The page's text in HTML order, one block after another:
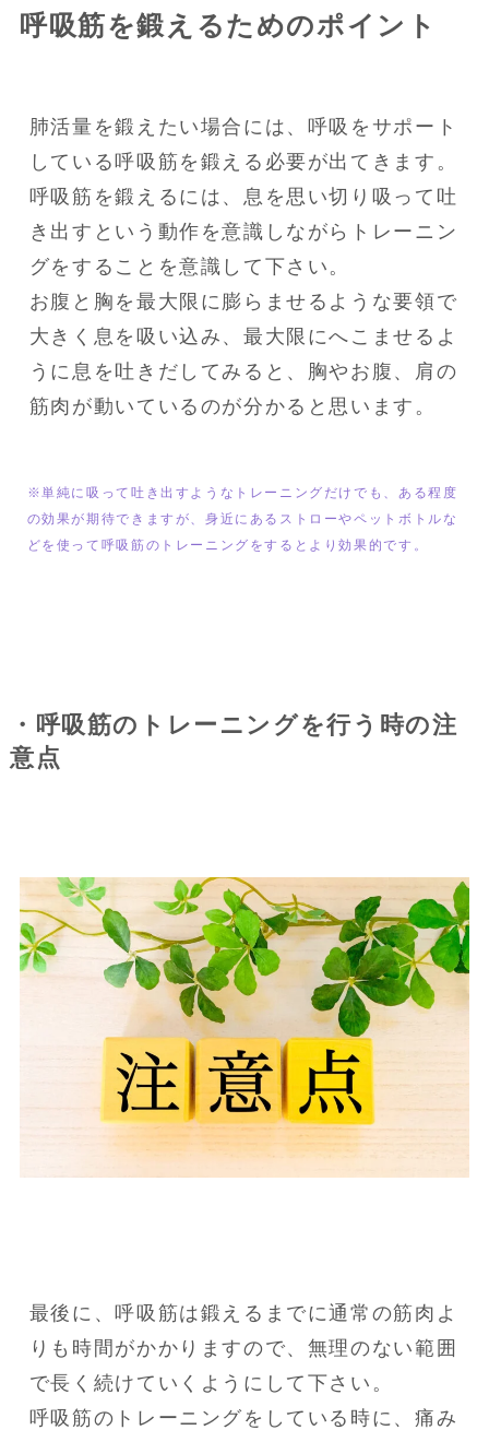
呼吸筋を鍛えるためのポイント
肺活量を鍛えたい場合には、呼吸をサポート
している呼吸筋を鍛える必要が出てきます。
呼吸筋を鍛えるには、息を思い切り吸って吐
き出すという動作を意識しながらトレーニン
グをすることを意識して下さい。
お腹と胸を最大限に膨らませるような要領で
大きく息を吸い込み、最大限にへこませるよ
うに息を吐きだしてみると、胸やお腹、肩の
筋肉が動いているのが分かると思います。
※単純に吸って吐き出すようなトレーニングだけでも、ある程度
の効果が期待できますが、身近にあるストローやペットボトルな
どを使って呼吸筋のトレーニングをするとより効果的です。
・呼吸筋のトレーニングを行う時の注
意点
最後に、呼吸筋は鍛えるまでに通常の筋肉よ
りも時間がかかりますので、無理のない範囲
で長く続けていくようにして下さい。
呼吸筋のトレーニングをしている時に、痛み